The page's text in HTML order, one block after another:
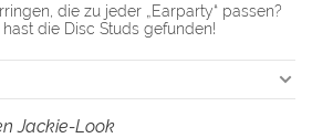
die zu jeder „Earparty“ passen?
die Disc Studs gefunden!
Jackie-Look